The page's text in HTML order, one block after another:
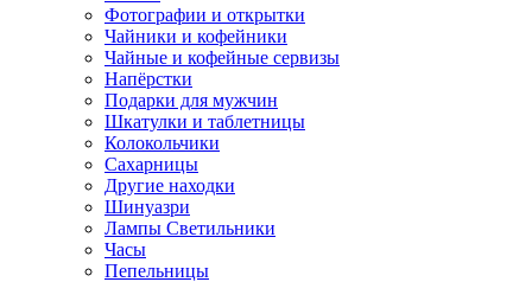
Фотографии и открытки
Чайники и кофейники
Чайные и кофейные сервизы
Напёрстки
Подарки для мужчин
Шкатулки и таблетницы
Колокольчики
Сахарницы
Другие находки
Шинуазри
Лампы Светильники
Часы
Пепельницы